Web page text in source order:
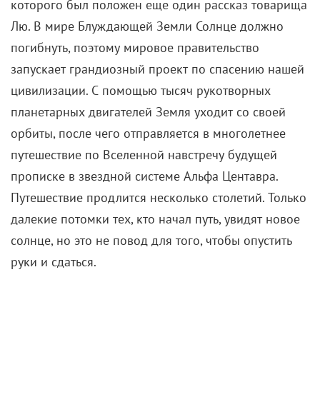
которого был положен еще один рассказ товарища
Лю. В мире Блуждающей Земли Солнце должно
погибнуть, поэтому мировое правительство
запускает грандиозный проект по спасению нашей
цивилизации. С помощью тысяч рукотворных
планетарных двигателей Земля уходит со своей
орбиты, после чего отправляется в многолетнее
путешествие по Вселенной навстречу будущей
прописке в звездной системе Альфа Центавра.
Путешествие продлится несколько столетий. Только
далекие потомки тех, кто начал путь, увидят новое
солнце, но это не повод для того, чтобы опустить
руки и сдаться.